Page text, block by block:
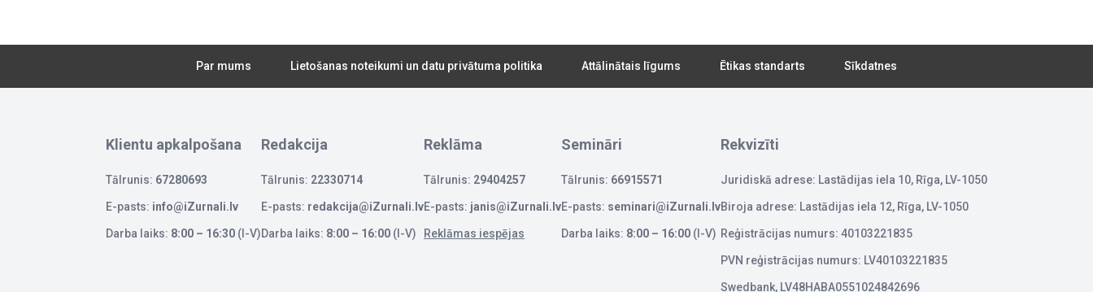
Par mums Lietošanas noteikumi un datu privātuma politika Attālinātais līgums Ētikas standarts Sīkdatnes
Klientu apkalpošana
Tālrunis: 67280693
E-pasts: info@iZurnali.lv
Darba laiks: 8:00 – 16:30 (I-V)
Redakcija
Tālrunis: 22330714
E-pasts: redakcija@iZurnali.lv
Darba laiks: 8:00 – 16:00 (I-V)
Reklāma
Tālrunis: 29404257
E-pasts: janis@iZurnali.lv
Reklāmas iespējas
Semināri
Tālrunis: 66915571
E-pasts: seminari@iZurnali.lv
Darba laiks: 8:00 – 16:00 (I-V)
Rekvizīti
Juridiskā adrese: Lastādijas iela 10, Rīga, LV-1050
Biroja adrese: Lastādijas iela 12, Rīga, LV-1050
Reģistrācijas numurs: 40103221835
PVN reģistrācijas numurs: LV40103221835
Swedbank, LV48HABA0551024842696